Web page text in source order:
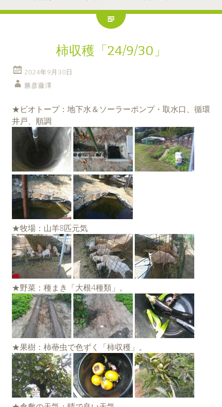
柿収穫「24/9/30」
2024年9月30日
勝彦藤澤
★ビオトープ：地下水＆ソーラーポンプ・取水口、循環
井戸、順調
★牧場：山羊8匹元気
★野菜：種まき「大根4種類」。
★果樹：柿蔕虫で色ずく「柿収穫」。